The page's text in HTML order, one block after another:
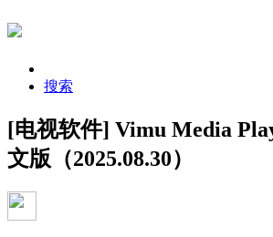
搜索
[电视软件] Vimu Media
文版（2025.08.30）